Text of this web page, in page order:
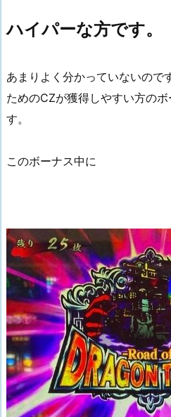
ハイパーな方です。
あまりよく分かっていないので
ためのCZが獲得しやすい方の
す。
このボーナス中に